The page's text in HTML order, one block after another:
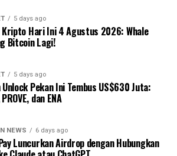
5 days ago
Kripto Hari Ini 4 Agustus 2026: Whale
Bitcoin Lagi!
5 days ago
Unlock Pekan Ini Tembus US$630 Juta:
dan ENA
NEWS 6 days ago
Luncurkan Airdrop dengan Hubungkan